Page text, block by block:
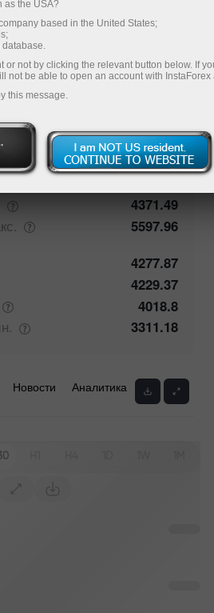
2026 20:59
4341.66
трейдеров
4277.81
4371.49
5597.96
4277.87
4229.37
4018.8
3311.18
Новости Аналитика
as the USA?
based in the United States;
database.
not by clicking the relevant button below. If
not be able to open an account with InstaForex
this message.